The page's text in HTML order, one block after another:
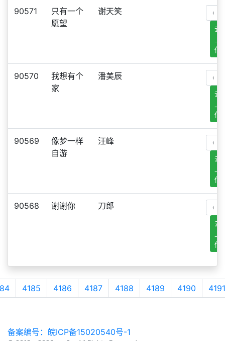
90571
只有一个
愿望
谢天笑
去
传
90570
我想有个
家
潘美辰
去
传
90569
像梦一样
自游
汪峰
去
传
90568 谢谢你 刀郎
去
传
4185 4186 4187 4188 4189 4190 4191
备案编号：皖ICP备15020540号-1